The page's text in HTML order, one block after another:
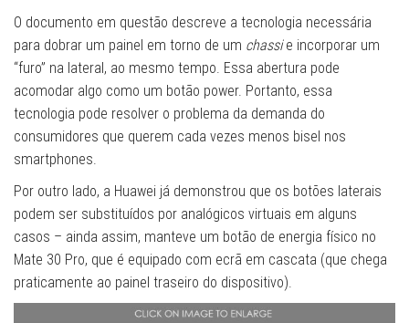
O documento em questão descreve a tecnologia necessária
para dobrar um painel em torno de um chassie incorporar um
“furo” na lateral, ao mesmo tempo. Essa abertura pode
acomodar algo como um botão power. Portanto, essa
tecnologia pode resolver o problema da demanda do
consumidores que querem cada vezes menos bisel nos
smartphones.
Por outro lado, a Huawei já demonstrou que os botões laterais
podem ser substituídos por analógicos virtuais em alguns
casos – ainda assim, manteve um botão de energia físico no
Mate 30 Pro, que é equipado com ecrã em cascata (que chega
praticamente ao painel traseiro do dispositivo).